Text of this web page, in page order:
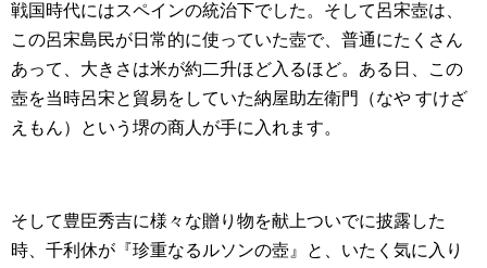
戦国時代にはスペインの統治下でした。そして呂宋壺は、
この呂宋島民が日常的に使っていた壺で、普通にたくさん
あって、大きさは米が約二升ほど入るほど。ある日、この
壺を当時呂宋と貿易をしていた納屋助左衛門（なや すけざ
えもん）という堺の商人が手に入れます。
そして豊臣秀吉に様々な贈り物を献上ついでに披露した
時、千利休が『珍重なるルソンの壺』と、いたく気に入り